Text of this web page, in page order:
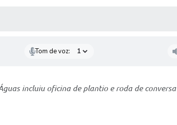
Tom de voz:
incluiu oficina de plantio e roda de conversa